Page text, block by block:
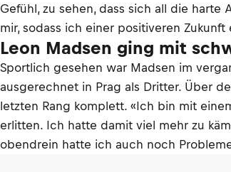
Gefühl, zu sehen, dass sich all die
mir, sodass ich einer positiveren
Leon Madsen ging mit
Sportlich gesehen war Madsen im
ausgerechnet in Prag als Dritter. Über
letzten Rang komplett. «Ich bin mit
erlitten. Ich hatte damit viel mehr zu
obendrein hatte ich auch noch